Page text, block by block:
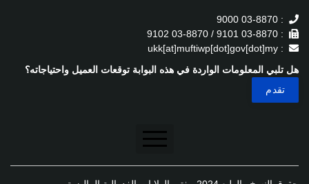
: 03-8870 9000
: 03-8870 9101 / 03-8870 9102
: ukk[at]muftiwp[dot]gov[dot]my
هل تلبي المعلومات الواردة في هذه البوابة توقعات العميل واحتياجاته؟
تنصل